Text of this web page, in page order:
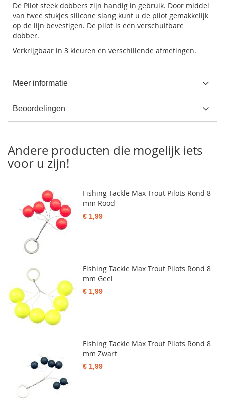
De Pilot steek dobbers zijn handig in gebruik. Door middel
van twee stukjes silicone slang kunt u de pilot gemakkelijk
op de lijn bevestigen. De pilot is een verschuifbare
dobber.
Verkrijgbaar in 3 kleuren en verschillende afmetingen.
Meer informatie
Beoordelingen
Andere producten die mogelijk iets
voor u zijn!
Fishing Tackle Max Trout Pilots Rond 8
mm Rood
€ 1,99
Fishing Tackle Max Trout Pilots Rond 8
mm Geel
€ 1,99
Fishing Tackle Max Trout Pilots Rond 8
mm Zwart
€ 1,99